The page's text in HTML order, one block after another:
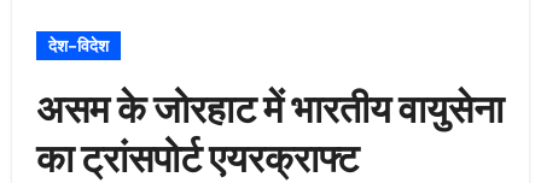
देश-विदेश
असम के जोरहाट में भारतीय वायुसेना
का ट्रांसपोर्ट एयरक्राफ्ट